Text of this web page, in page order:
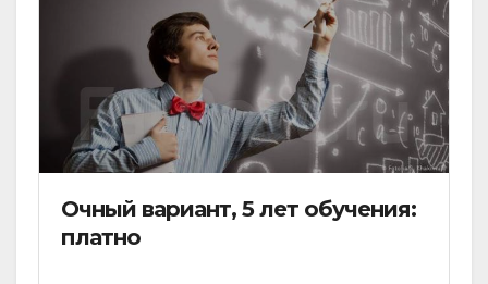
Очный вариант, 5 лет обучения:
платно